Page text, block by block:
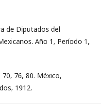
de Diputados del
Año 1, Período 1,
76, 80. México,
1912.